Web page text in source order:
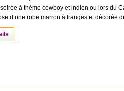
soirée à thème cowboy et indien ou lors du
d’une robe marron à franges et décorée